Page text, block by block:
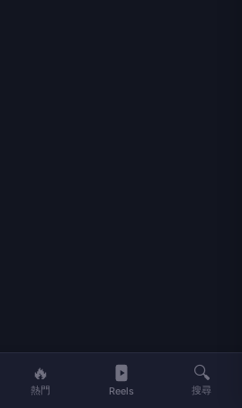
期過高，會持續將骨骼中的鈣
🔥
熱門 Reels
🔍
搜尋